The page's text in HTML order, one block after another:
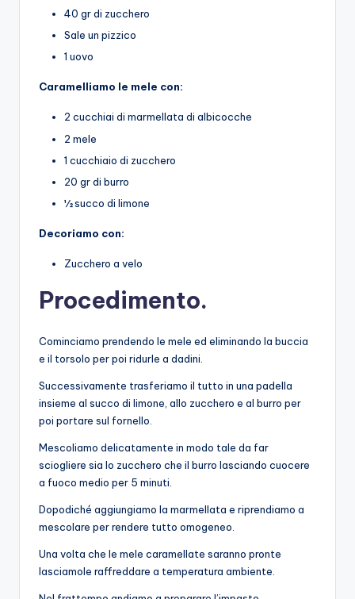
40 gr di zucchero
Sale un pizzico
1 uovo
Caramelliamo le mele con:
2 cucchiai di marmellata di albicocche
2 mele
1 cucchiaio di zucchero
20 gr di burro
½ succo di limone
Decoriamo con:
Zucchero a velo
Procedimento.
Cominciamo prendendo le mele ed eliminando la buccia
e il torsolo per poi ridurle a dadini.
Successivamente trasferiamo il tutto in una padella
insieme al succo di limone, allo zucchero e al burro per
poi portare sul fornello.
Mescoliamo delicatamente in modo tale da far
sciogliere sia lo zucchero che il burro lasciando cuocere
a fuoco medio per 5 minuti.
Dopodiché aggiungiamo la marmellata e riprendiamo a
mescolare per rendere tutto omogeneo.
Una volta che le mele caramellate saranno pronte
lasciamole raffreddare a temperatura ambiente.